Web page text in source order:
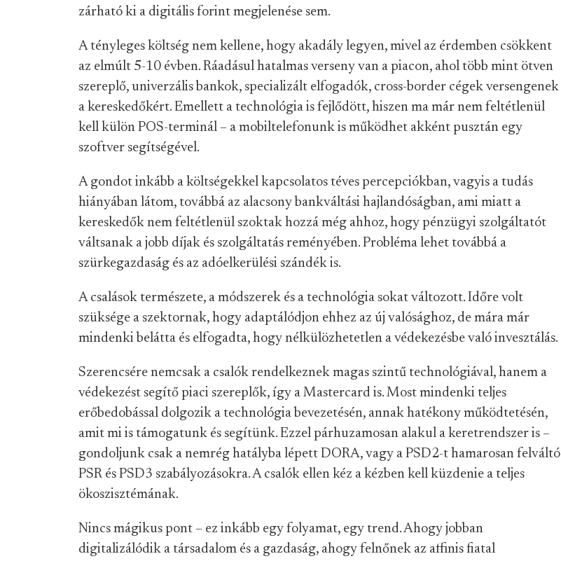
zárható ki a digitális forint megjelenése sem.
A tényleges költség nem kellene, hogy akadály legyen, mivel az érdemben csökkent
az elmúlt 5-10 évben. Ráadásul hatalmas verseny van a piacon, ahol több mint ötven
szereplő, univerzális bankok, specializált elfogadók, cross-border cégek versengenek
a kereskedőkért. Emellett a technológia is fejlődött, hiszen ma már nem feltétlenül
kell külön POS-terminál – a mobiltelefonunk is működhet akként pusztán egy
szoftver segítségével.
A gondot inkább a költségekkel kapcsolatos téves percepciókban, vagyis a tudás
hiányában látom, továbbá az alacsony bankváltási hajlandóságban, ami miatt a
kereskedők nem feltétlenül szoktak hozzá még ahhoz, hogy pénzügyi szolgáltatót
váltsanak a jobb díjak és szolgáltatás reményében. Probléma lehet továbbá a
szürkegazdaság és az adóelkerülési szándék is.
A csalások természete, a módszerek és a technológia sokat változott. Időre volt
szüksége a szektornak, hogy adaptálódjon ehhez az új valósághoz, de mára már
mindenki belátta és elfogadta, hogy nélkülözhetetlen a védekezésbe való invesztálás.
Szerencsére nemcsak a csalók rendelkeznek magas szintű technológiával, hanem a
védekezést segítő piaci szereplők, így a Mastercard is. Most mindenki teljes
erőbedobással dolgozik a technológia bevezetésén, annak hatékony működtetésén,
amit mi is támogatunk és segítünk. Ezzel párhuzamosan alakul a keretrendszer is –
gondoljunk csak a nemrég hatályba lépett DORA, vagy a PSD2-t hamarosan felváltó
PSR és PSD3 szabályozásokra. A csalók ellen kéz a kézben kell küzdenie a teljes
ökoszisztémának.
Nincs mágikus pont – ez inkább egy folyamat, egy trend. Ahogy jobban
digitalizálódik a társadalom és a gazdaság, ahogy felnőnek az affinis fiatal